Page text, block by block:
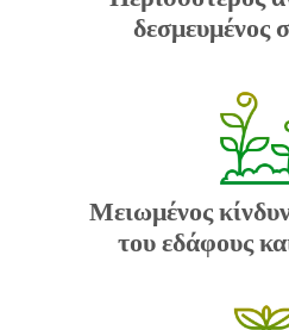
δεσμευμένος
Μειωμένος
του εδάφους